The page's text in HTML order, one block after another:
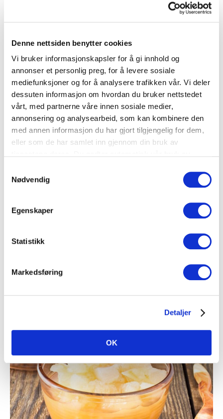
Denne nettsiden benytter cookies
Vi bruker informasjonskapsler for å gi innhold og
annonser et personlig preg, for å levere sosiale
mediefunksjoner og for å analysere trafikken vår. Vi deler
dessuten informasjon om hvordan du bruker nettstedet
vårt, med partnerne våre innen sosiale medier,
annonsering og analysearbeid, som kan kombinere den
med annen informasjon du har gjort tilgjengelig for dem,
eller som de har samlet inn gjennom din bruk av
Nødvendig
Egenskaper
Statistikk
Markedsføring
Detaljer
OK
Småretter
Fylte restetomater
Tomat
Alle kålsorter